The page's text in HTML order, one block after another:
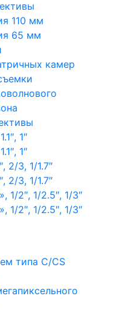
110 мм
65 мм
камер
1″
1″
2/3, 1/1.7″
2/3, 1/1.7″
1/2″, 1/2.5″, 1/3″
1/2″, 1/2.5″, 1/3″
типа C/CS